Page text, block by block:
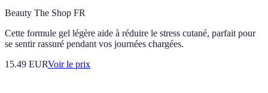
Beauty The Shop FR
Cette formule gel légère aide à réduire le stress cutané, parfait pour
se sentir rassuré pendant vos journées chargées.
15.49 EURVoir le prix